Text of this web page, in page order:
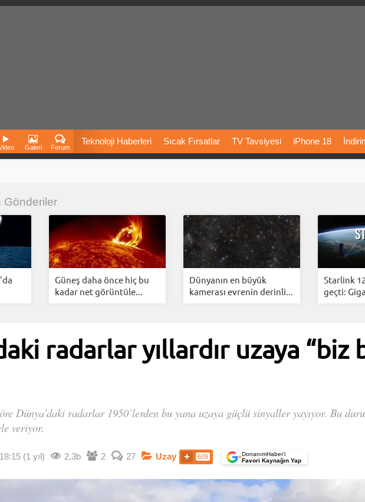
Galeri Forum
Teknoloji Haberleri Sıcak Fırsatlar TV Tavsiyesi iPhone 18
İnstagram Dondurma İnstagram Çöktü Mü
Gönderiler
Güneş daha önce hiç bu
kadar net görüntüle...
Dünyanın en büyük
kamerası evrenin derinli...
Starlink
geçti:
radarlar yıllardır uzaya “biz
Dünya’daki radarlar 1950’lerden bu yana uzaya güçlü sinyaller yayıyor. Bu
veriyor.
(1 yıl) 2,3b 2 27 Uzay 609 +DonanımHaber’i
Favori Kaynağın Yap